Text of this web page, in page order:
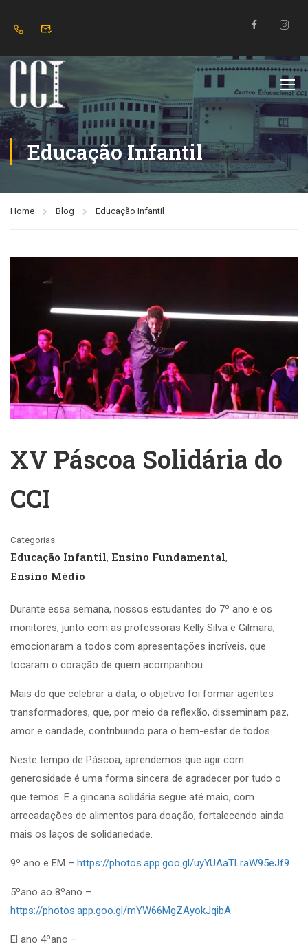
Educação Infantil
Home Blog Educação Infantil
XV Páscoa Solidária do
CCI
Categorias
Educação Infantil, Ensino Fundamental,
Ensino Médio
Durante essa semana, nossos estudantes do 7º ano e os
monitores, junto com as professoras Kelly Silva e Gilmara,
emocionaram a todos com apresentações incríveis, que
tocaram o coração de quem acompanhou.
Mais do que celebrar a data, o objetivo foi formar agentes
transformadores, que, por meio da reflexão, disseminam paz,
amor e caridade, contribuindo para o bem-estar de todos.
Neste tempo de Páscoa, aprendemos que agir com
generosidade é uma forma sincera de agradecer por tudo o
que temos. E a gincana solidária segue até maio, com
arrecadações de alimentos para doação, fortalecendo ainda
mais os laços de solidariedade.
9º ano e EM – https://photos.app.goo.gl/uyYUAaTLraW95eJf9
5ºano ao 8ºano –
https://photos.app.goo.gl/mYW66MgZAyokJqibA
El ano 4ºano –